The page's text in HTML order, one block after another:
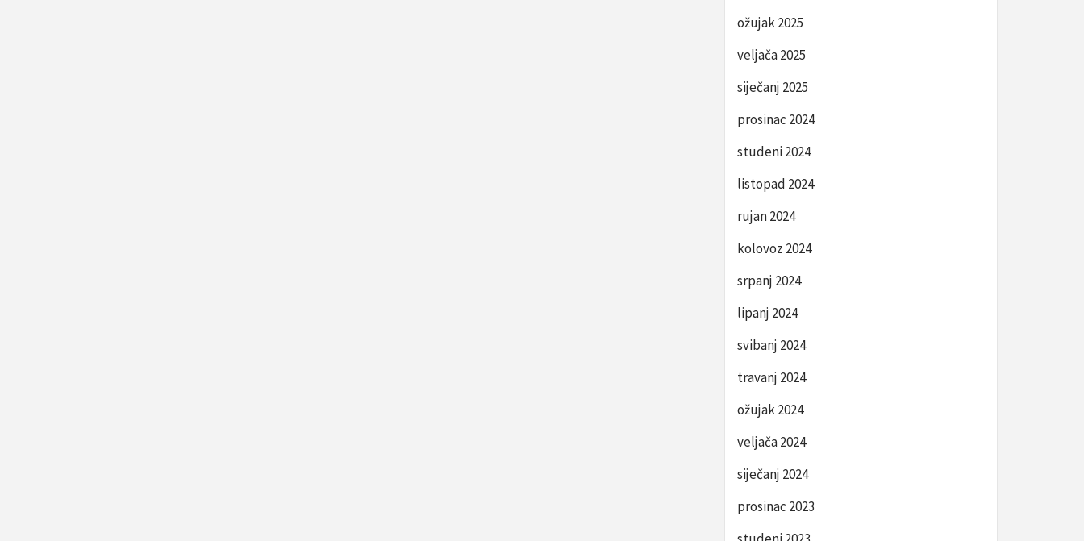
ožujak 2025
veljača 2025
siječanj 2025
prosinac 2024
studeni 2024
listopad 2024
rujan 2024
kolovoz 2024
srpanj 2024
lipanj 2024
svibanj 2024
travanj 2024
ožujak 2024
veljača 2024
siječanj 2024
prosinac 2023